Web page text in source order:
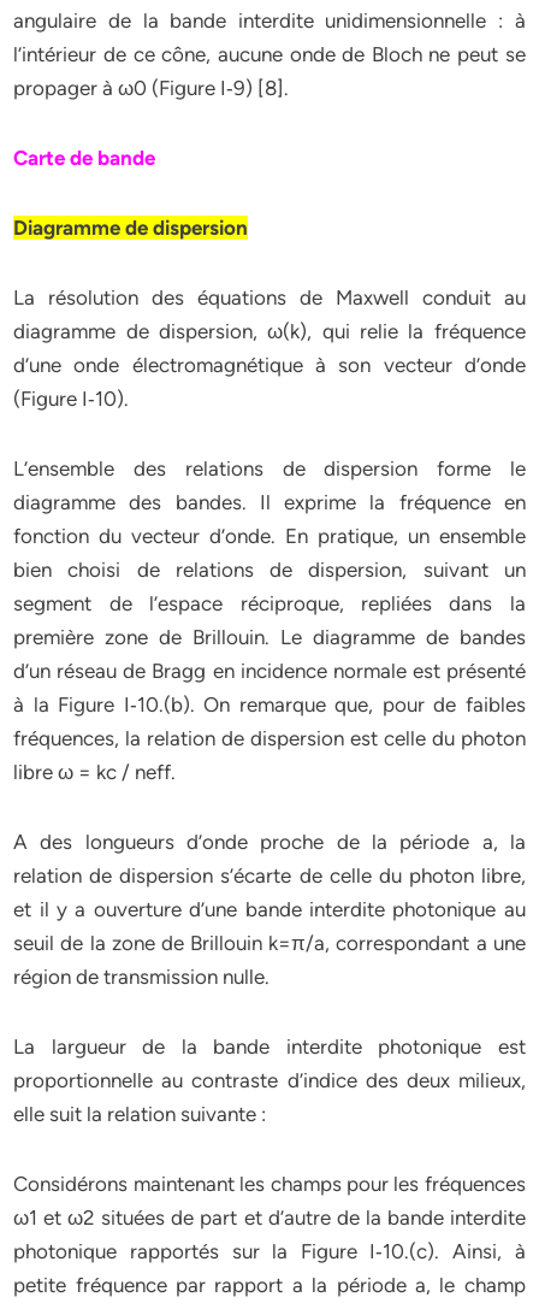
angulaire de la bande interdite unidimensionnelle : à
l’intérieur de ce cône, aucune onde de Bloch ne peut se
propager à ω0 (Figure I‐9) [8].
Carte de bande
Diagramme de dispersion
La résolution des équations de Maxwell conduit au
diagramme de dispersion, ω(k), qui relie la fréquence
d’une onde électromagnétique à son vecteur d’onde
(Figure I‐10).
L’ensemble des relations de dispersion forme le
diagramme des bandes. Il exprime la fréquence en
fonction du vecteur d’onde. En pratique, un ensemble
bien choisi de relations de dispersion, suivant un
segment de l’espace réciproque, repliées dans la
première zone de Brillouin. Le diagramme de bandes
d’un réseau de Bragg en incidence normale est présenté
à la Figure I‐10.(b). On remarque que, pour de faibles
fréquences, la relation de dispersion est celle du photon
libre ω = kc / neff.
A des longueurs d’onde proche de la période a, la
relation de dispersion s’écarte de celle du photon libre,
et il y a ouverture d’une bande interdite photonique au
seuil de la zone de Brillouin k=π/a, correspondant a une
région de transmission nulle.
La largueur de la bande interdite photonique est
proportionnelle au contraste d’indice des deux milieux,
elle suit la relation suivante :
Considérons maintenant les champs pour les fréquences
ω1 et ω2 situées de part et d’autre de la bande interdite
photonique rapportés sur la Figure I‐10.(c). Ainsi, à
petite fréquence par rapport a la période a, le champ